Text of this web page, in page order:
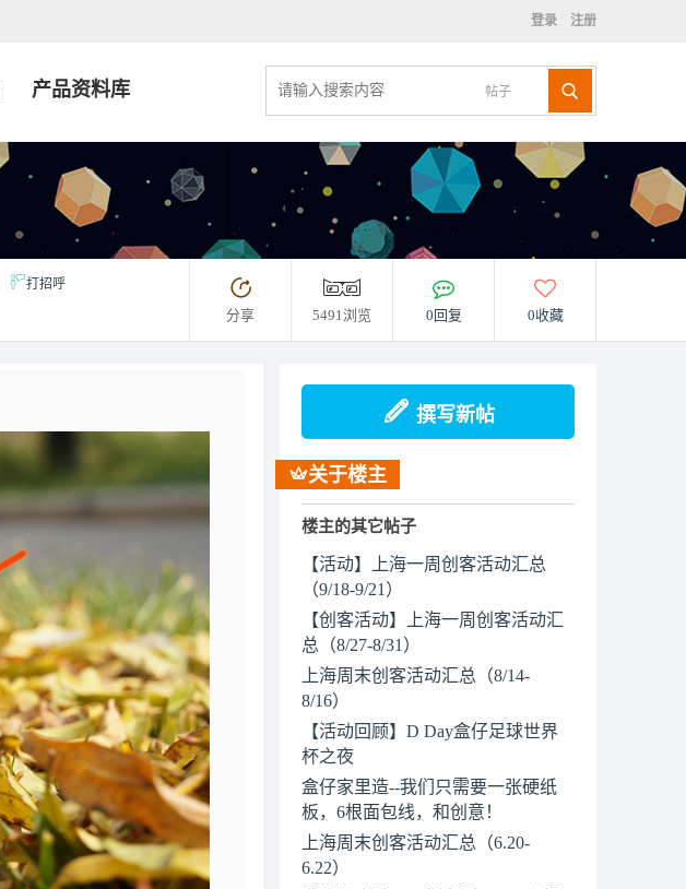
登录 注册
帖子
产品资料库
打招呼
分享 5491浏览 0回复 0收藏
撰写新帖
关于楼主
楼主的其它帖子
【活动】上海一周创客活动汇总
（9/18-9/21）
【创客活动】上海一周创客活动汇
总（8/27-8/31）
上海周末创客活动汇总（8/14-
8/16）
【活动回顾】D Day盒仔足球世界
杯之夜
盒仔家里造--我们只需要一张硬纸
板，6根面包线，和创意！
上海周末创客活动汇总（6.20-
6.22）